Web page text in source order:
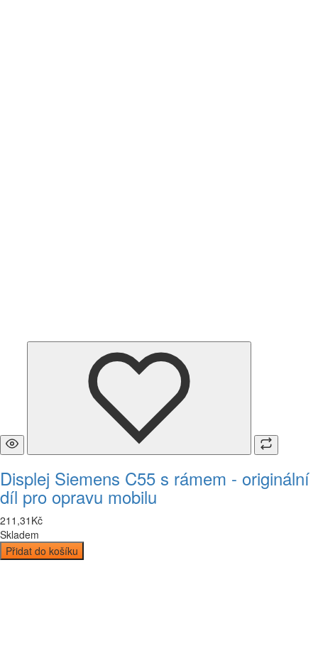
Displej Siemens C55 s rámem - originální
díl pro opravu mobilu
211 ,31 Kč
Skladem
Přidat do košíku